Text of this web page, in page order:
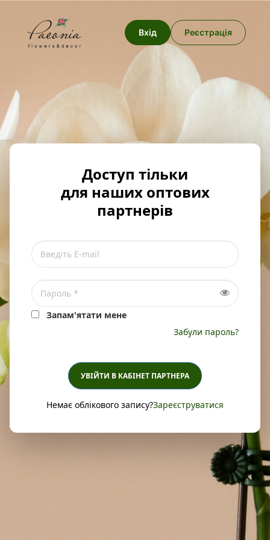
Вхід Реєстрація
Доступ тільки
для наших оптових
партнерів
Запам'ятати мене
Забули пароль?
УВІЙТИ В КАБІНЕТ ПАРТНЕРА
Немає облікового запису?Зареєструватися